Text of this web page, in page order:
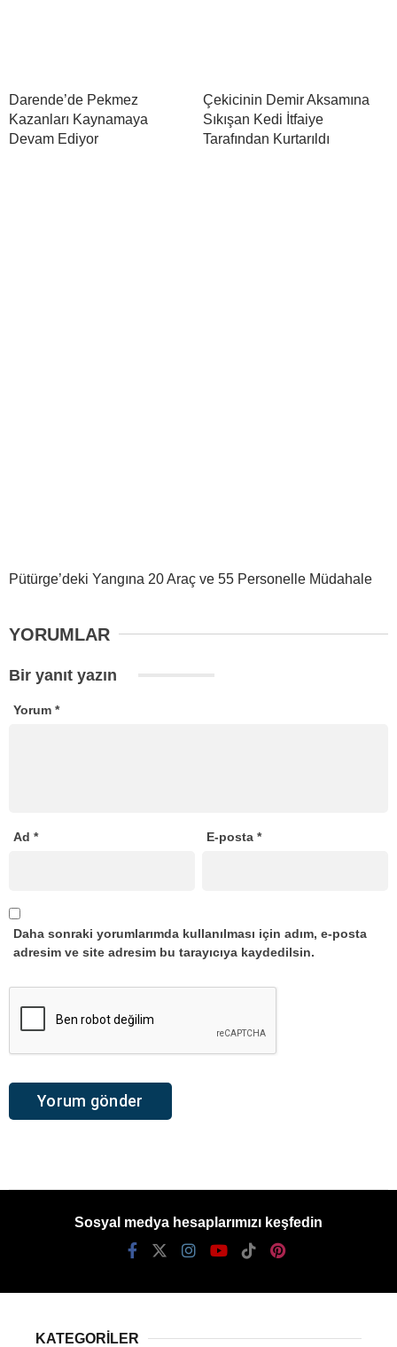
Darende’de Pekmez
Kazanları Kaynamaya
Devam Ediyor
Çekicinin Demir Aksamına
Sıkışan Kedi İtfaiye
Tarafından Kurtarıldı
Pütürge’deki Yangına 20 Araç ve 55 Personelle Müdahale
YORUMLAR
Bir yanıt yazın
Yorum *
Ad * E-posta*
Daha sonraki yorumlarımda kullanılması için adım, e-posta
adresim ve site adresim bu tarayıcıya kaydedilsin.
Sosyal medya hesaplarımızı keşfedin
KATEGORİLER